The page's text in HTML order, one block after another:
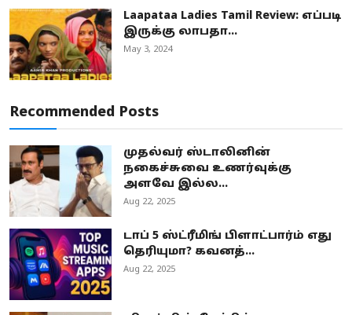
Laapataa Ladies Tamil Review: எப்படி
இருக்கு லாபதா...
May 3, 2024
Recommended Posts
முதல்வர் ஸ்டாலினின்
நகைச்சுவை உணர்வுக்கு
அளவே இல்ல...
Aug 22, 2025
டாப் 5 ஸ்ட்ரீமிங் பிளாட்பார்ம் எது
தெரியுமா? கவனத்...
Aug 22, 2025